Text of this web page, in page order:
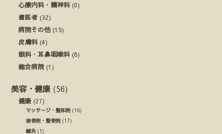
心療内科・精神科 (0)
歯医者 (32)
病院その他 (15)
皮膚科 (4)
眼科・耳鼻咽喉科 (8)
総合病院 (1)
美容・健康 (56)
健康 (27)
マッサージ・整体院(16)
接骨院・整骨院(17)
鍼灸(1)